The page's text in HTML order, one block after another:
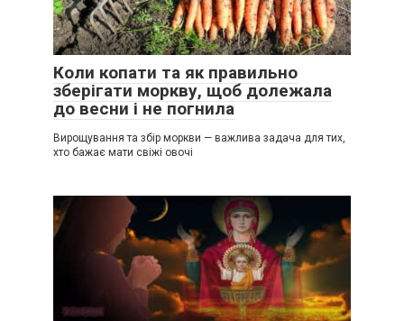
Коли копати та як правильно
зберігати моркву, щоб долежала
до весни і не погнила
Вирощування та збір моркви — важлива задача для тих,
хто бажає мати свіжі овочі